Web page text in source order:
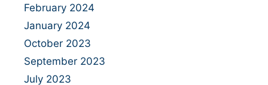
February 2024
January 2024
October 2023
September 2023
July 2023